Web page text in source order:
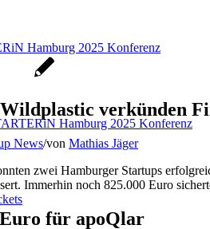
Hamburg 2025 Konferenz
Hamburg 2025 Konferenz
verkünden
News/von Mathias Jäger
zwei Hamburger Startups
Immerhin noch 825.000 Euro
für apoQlar